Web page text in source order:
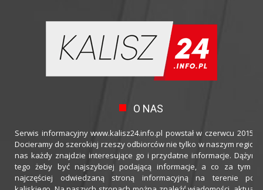
O NAS
Serwis informacyjny www.kalisz24.info.pl powstał w czerwcu 2015
Docieramy do szerokiej rzeszy odbiorców nie tylko w naszym
nas każdy znajdzie interesujące go i przydatne informacje.
tego żeby być najszybciej podającą informacje, a co za tym
najczęściej odwiedzaną stroną informacyjną na terenie